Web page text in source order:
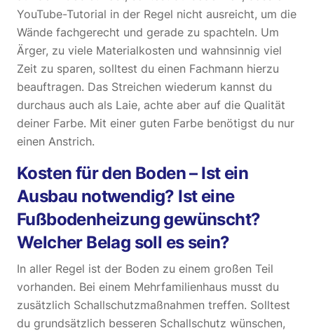
YouTube-Tutorial in der Regel nicht ausreicht, um die
Wände fachgerecht und gerade zu spachteln. Um
Ärger, zu viele Materialkosten und wahnsinnig viel
Zeit zu sparen, solltest du einen Fachmann hierzu
beauftragen. Das Streichen wiederum kannst du
durchaus auch als Laie, achte aber auf die Qualität
deiner Farbe. Mit einer guten Farbe benötigst du nur
einen Anstrich.
Kosten für den Boden – Ist ein
Ausbau notwendig? Ist eine
Fußbodenheizung gewünscht?
Welcher Belag soll es sein?
In aller Regel ist der Boden zu einem großen Teil
vorhanden. Bei einem Mehrfamilienhaus musst du
zusätzlich Schallschutzmaßnahmen treffen. Solltest
du grundsätzlich besseren Schallschutz wünschen,